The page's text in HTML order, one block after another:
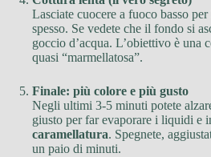
Lasciate cuocere a fuoco basso per
spesso. Se vedete che il fondo si
goccio d’acqua. L’obiettivo è una
quasi “marmellatosa”.
Finale: più colore e più gusto
Negli ultimi 3-5 minuti potete
giusto per far evaporare i liquidi e
caramellatura. Spegnete,
un paio di minuti.